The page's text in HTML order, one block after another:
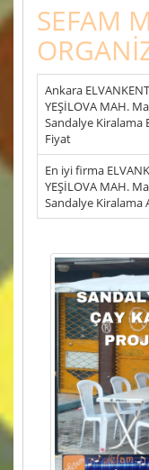
SEFAM
Ankara ELVANKENT
YEŞİLOVA MAH.
Sandalye Kiralama
Fiyat
En iyi firma
YEŞİLOVA MAH.
Sandalye Kiralama